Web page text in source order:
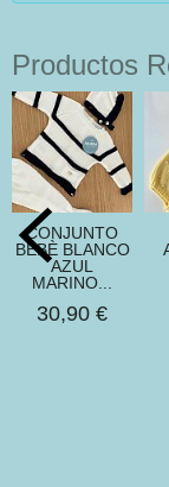
Productos
CONJUNTO
BEBÈ BLANCO
AZUL
MARINO...
30,90 €